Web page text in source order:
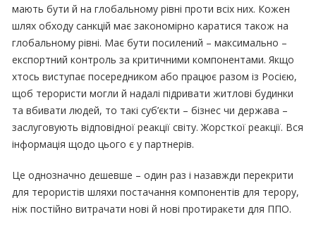
мають бути й на глобальному рівні проти всіх них. Кожен
шлях обходу санкцій має закономірно каратися також на
глобальному рівні. Має бути посилений – максимально –
експортний контроль за критичними компонентами. Якщо
хтось виступає посередником або працює разом із Росією,
щоб терористи могли й надалі підривати житлові будинки
та вбивати людей, то такі суб’єкти – бізнес чи держава –
заслуговують відповідної реакції світу. Жорсткої реакції. Вся
інформація щодо цього є у партнерів.
Це однозначно дешевше – один раз і назавжди перекрити
для терористів шляхи постачання компонентів для терору,
ніж постійно витрачати нові й нові протиракети для ППО.